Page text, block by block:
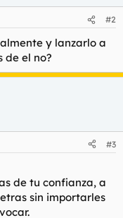
#2
y lanzarlo a
de el no?
#3
de tu confianza, a
sin importarles